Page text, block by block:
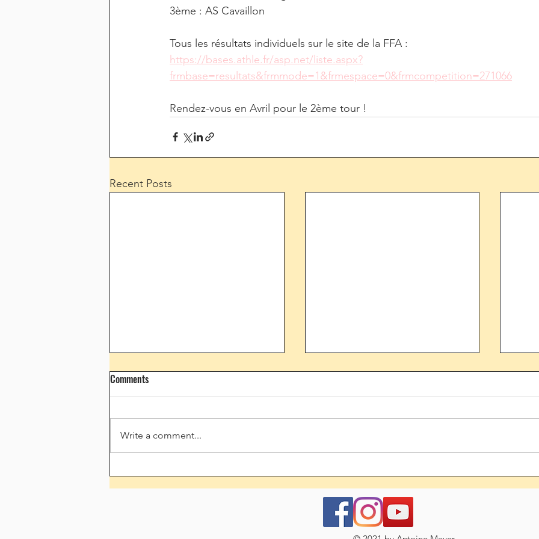
3ème : AS Cavaillon
Tous les résultats individuels sur le site de la FFA :
https://bases.athle.fr/asp.net/liste.aspx?
frmbase=resultats&frmmode=1&frmespace=0&frmcompetition=271066
Rendez-vous en Avril pour le 2ème tour !
Recent Posts
🇫🇷🔥 Championnats de France
U*NXT 2026
Comments
Write a comment...